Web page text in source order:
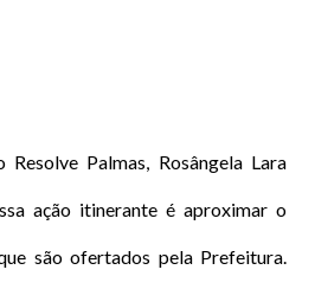
Palmas, Rosângela Lara
ação itinerante é aproximar o
são ofertados pela Prefeitura.